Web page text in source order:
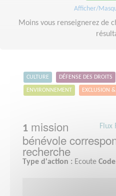
Afficher/
Moins vous renseignerez de
CULTURE DÉFENSE DES DROITS
ENVIRONNEMENT EXCLUSION
Flux
1 mission
bénévole
recherche
Type d'action : Ecoute